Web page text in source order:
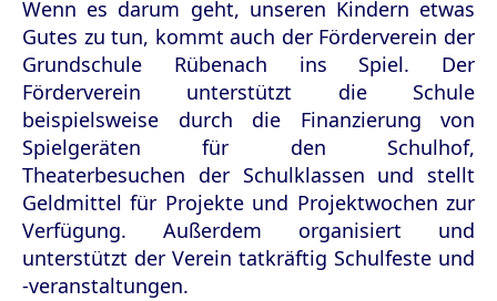
Wenn es darum geht, unseren Kindern etwas
Gutes zu tun, kommt auch der Förderverein der
Grundschule Rübenach ins Spiel. Der
Förderverein unterstützt die Schule
beispielsweise durch die Finanzierung von
Spielgeräten für den Schulhof,
Theaterbesuchen der Schulklassen und stellt
Geldmittel für Projekte und Projektwochen zur
Verfügung. Außerdem organisiert und
unterstützt der Verein tatkräftig Schulfeste und
-veranstaltungen.